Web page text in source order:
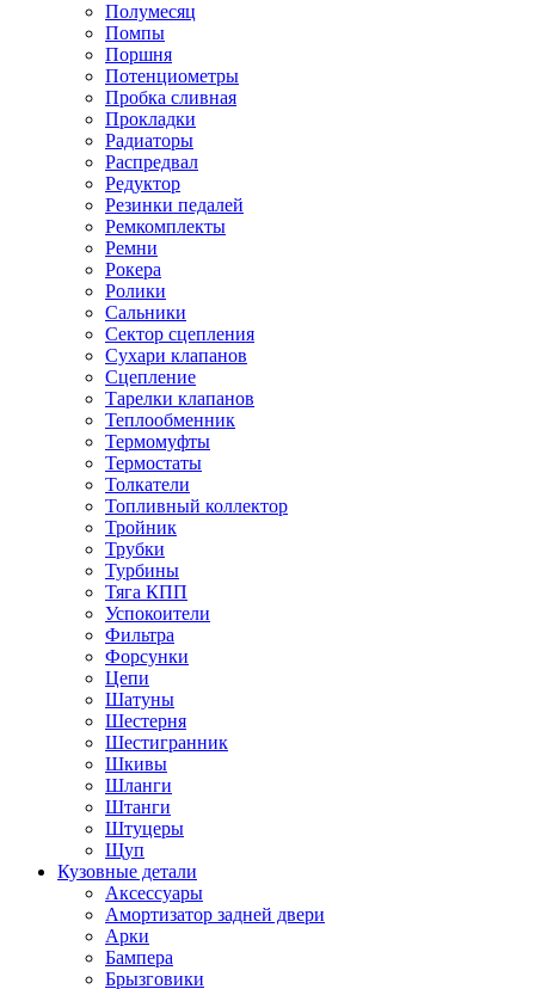
Полумесяц
Помпы
Поршня
Потенциометры
Пробка сливная
Прокладки
Радиаторы
Распредвал
Редуктор
Резинки педалей
Ремкомплекты
Ремни
Рокера
Ролики
Сальники
Сектор сцепления
Сухари клапанов
Сцепление
Тарелки клапанов
Теплообменник
Термомуфты
Термостаты
Толкатели
Топливный коллектор
Тройник
Трубки
Турбины
Тяга КПП
Успокоители
Фильтра
Форсунки
Цепи
Шатуны
Шестерня
Шестигранник
Шкивы
Шланги
Штанги
Штуцеры
Щуп
Кузовные детали
Аксессуары
Амортизатор задней двери
Арки
Бампера
Брызговики